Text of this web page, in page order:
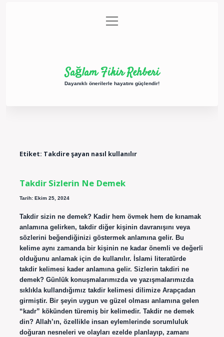
Gizlilik Politikası
menüyü
aç
Sağlam Fikir Rehberi
Dayanıklı önerilerle hayatını güçlendir!
Etiket: Takdire şayan nasıl kullanılır
Takdir Sizlerin Ne Demek
Tarih: Ekim 25, 2024
Takdir sizin ne demek? Kadir hem övmek hem de kınamak
anlamına gelirken, takdir diğer kişinin davranışını veya
sözlerini beğendiğinizi göstermek anlamına gelir. Bu
kelime aynı zamanda bir kişinin ne kadar önemli ve değerli
olduğunu anlamak için de kullanılır. İslami literatürde
takdir kelimesi kader anlamına gelir. Sizlerin takdiri ne
demek? Günlük konuşmalarımızda ve yazışmalarımızda
sıklıkla kullandığımız takdir kelimesi dilimize Arapçadan
girmiştir. Bir şeyin uygun ve güzel olması anlamına gelen
“kadr” kökünden türemiş bir kelimedir. Takdir ne demek
din? Allah’ın, özellikle insan eylemlerinde sorumluluk
doğuran nesneleri ve olayları ezelde planlayıp, zamanı